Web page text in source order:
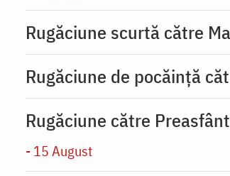
Rugăciune scurtă către
Rugăciune de pocăinţă
Rugăciune către
- 15 August